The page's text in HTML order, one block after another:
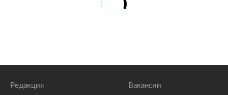
Редакция Вакансии